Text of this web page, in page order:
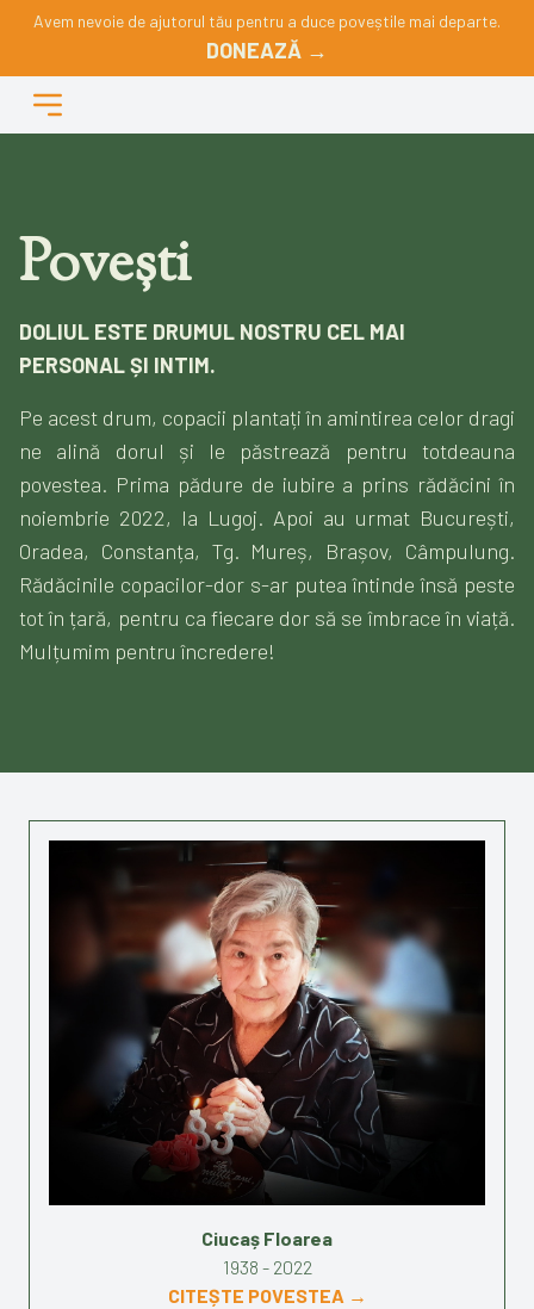
Avem nevoie de ajutorul tău pentru a duce poveștile mai departe.
DONEAZĂ →
Povești
DOLIUL ESTE DRUMUL NOSTRU CEL MAI
PERSONAL ȘI INTIM.
Pe acest drum, copacii plantați în amintirea celor dragi
ne alină dorul și le păstrează pentru totdeauna
povestea. Prima pădure de iubire a prins rădăcini în
noiembrie 2022, la Lugoj. Apoi au urmat București,
Oradea, Constanța, Tg. Mureș, Brașov, Câmpulung.
Rădăcinile copacilor-dor s-ar putea întinde însă peste
tot în țară, pentru ca fiecare dor să se îmbrace în viață.
Mulțumim pentru încredere!
Ciucaș Floarea
1938 - 2022
CITEȘTE POVESTEA →